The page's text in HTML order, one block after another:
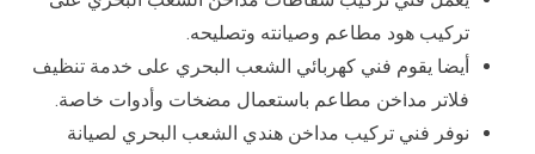
تركيب هود مطاعم وصيانته وتصليحه.
أيضا يقوم فني كهربائي الشعب البحري على خدمة تنظيف
فلاتر مداخن مطاعم باستعمال مضخات وأدوات خاصة.
نوفر فني تركيب مداخن هندي الشعب البحري لصيانة